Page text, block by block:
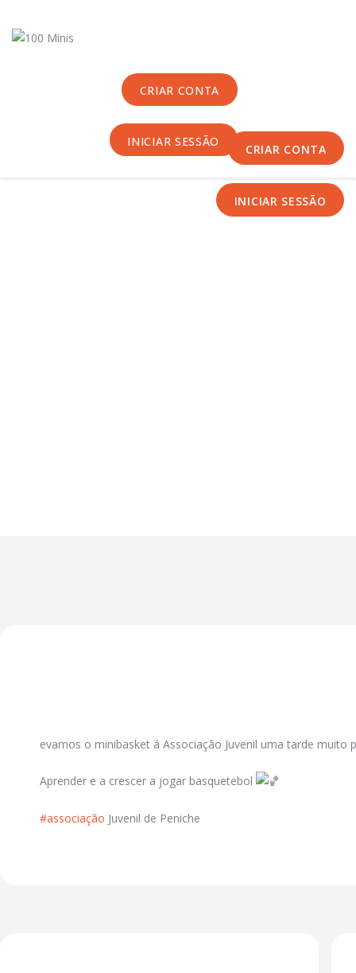
CRIAR CONTA
INICIAR SESSÃO
CRIAR CONTA
INICIAR SESSÃO
Sobre Nós
Área Técnica
evamos o minibasket á Associação Juvenil uma tarde muito
Aprender e a crescer a jogar basquetebol
#associação Juvenil de Peniche